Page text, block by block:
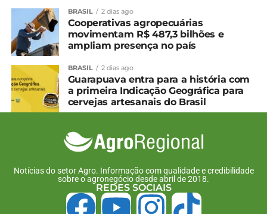
BRASIL 2 dias ago
Cooperativas agropecuárias
movimentam R$ 487,3 bilhões e
ampliam presença no país
BRASIL 2 dias ago
Guarapuava entra para a história com
a primeira Indicação Geográfica para
cervejas artesanais do Brasil
Notícias do setor Agro. Informação com qualidade e credibilidade
sobre o agronegócio desde abril de 2018.
REDES SOCIAIS